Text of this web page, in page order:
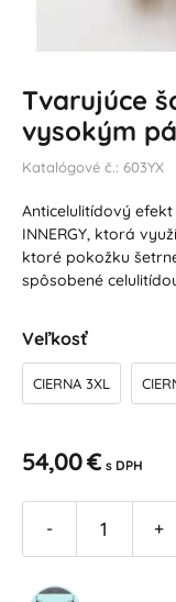
Tvarujúce
vysokým
Katalógové č.: 603YX
Anticelulitídový
INNERGY, ktorá
ktoré pokožku
spôsobené
Veľkosť
CIERNA 3XL
54,00 € s DPH
- +